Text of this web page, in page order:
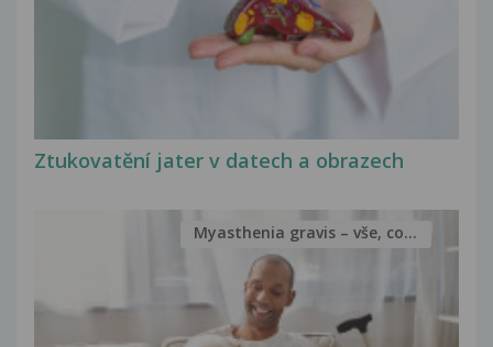
Ztukovatění jater v datech a obrazech
Myasthenia gravis – vše, co...